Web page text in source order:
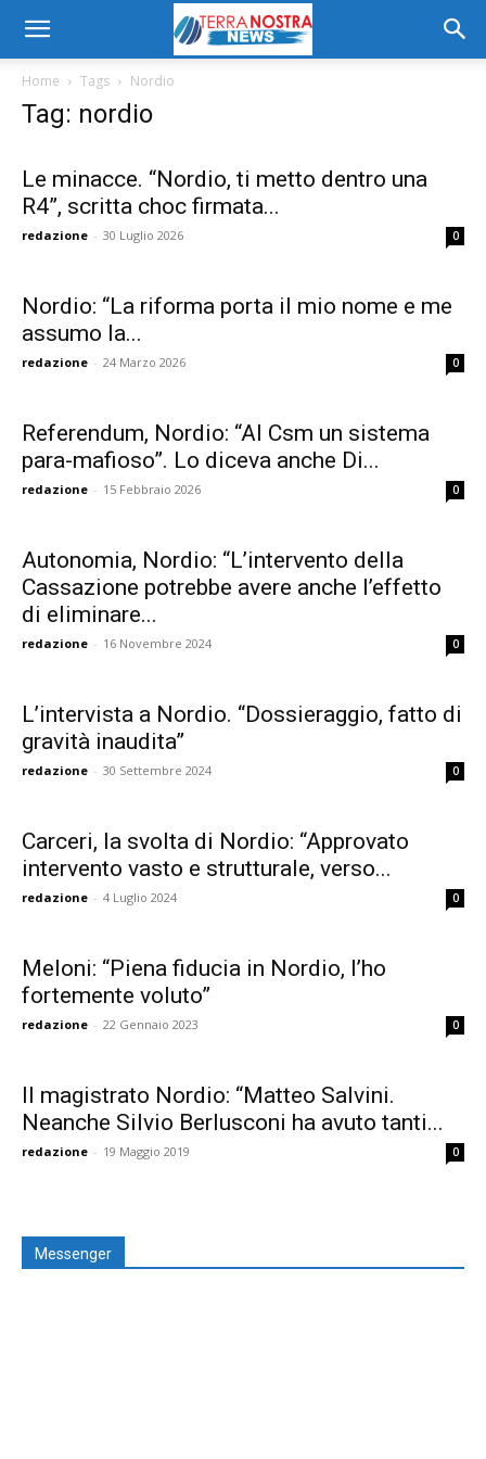
Home Tags Nordio
Tag: nordio
Le minacce. “Nordio, ti metto dentro una
R4”, scritta choc firmata...
redazione - 30 Luglio 2026 0
Nordio: “La riforma porta il mio nome e me
assumo la...
redazione - 24 Marzo 2026 0
Referendum, Nordio: “Al Csm un sistema
para-mafioso”. Lo diceva anche Di...
redazione - 15 Febbraio 2026 0
Autonomia, Nordio: “L’intervento della
Cassazione potrebbe avere anche l’effetto
di eliminare...
redazione - 16 Novembre 2024 0
L’intervista a Nordio. “Dossieraggio, fatto di
gravità inaudita”
redazione - 30 Settembre 2024 0
Carceri, la svolta di Nordio: “Approvato
intervento vasto e strutturale, verso...
redazione - 4 Luglio 2024 0
Meloni: “Piena fiducia in Nordio, l’ho
fortemente voluto”
redazione - 22 Gennaio 2023 0
Il magistrato Nordio: “Matteo Salvini.
Neanche Silvio Berlusconi ha avuto tanti...
redazione - 19 Maggio 2019 0
Messenger